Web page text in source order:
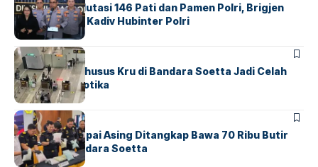
Mabes Polri Mutasi 146 Pati dan Pamen Polri, Brigjen
Untung Jabat Kadiv Hubinter Polri
BANDARABERITA
Ketika Jalur Khusus Kru di Bandara Soetta Jadi Celah
Sindikat Narkotika
BANDARA BERITA
Kopilot Maskapai Asing Ditangkap Bawa 70 Ribu Butir
Ekstasi di Bandara Soetta